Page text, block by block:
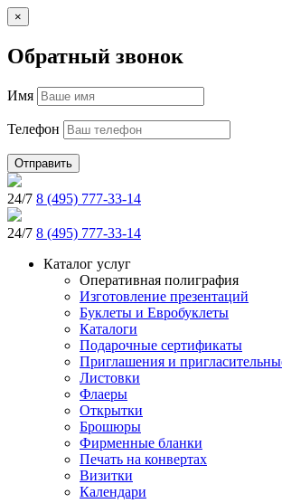
×
Обратный звонок
Имя
Телефон
Отправить
24/7 8 (495) 777-33-14
24/7 8 (495) 777-33-14
Каталог услуг
Оперативная полиграфия
Изготовление презентаций
Буклеты и Eвробуклеты
Каталоги
Подарочные сертификаты
Приглашения и
Листовки
Флаеры
Открытки
Брошюры
Фирменные бланки
Печать на конвертах
Визитки
Календари